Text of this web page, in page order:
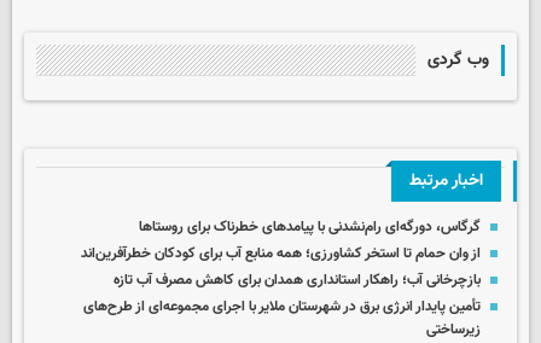
وب گردی
اخبار مرتبط
گرگاس، دورگه‌ای رام‌نشدنی با پیامدهای خطرناک برای روستاها
از وان حمام تا استخر کشاورزی؛ همه منابع آب برای کودکان خطرآفرین‌اند
بازچرخانی آب؛ راهکار استانداری همدان برای کاهش مصرف آب تازه
تأمین پایدار انرژی برق در شهرستان ملایر با اجرای مجموعه‌ای از طرح‌های
زیرساختی